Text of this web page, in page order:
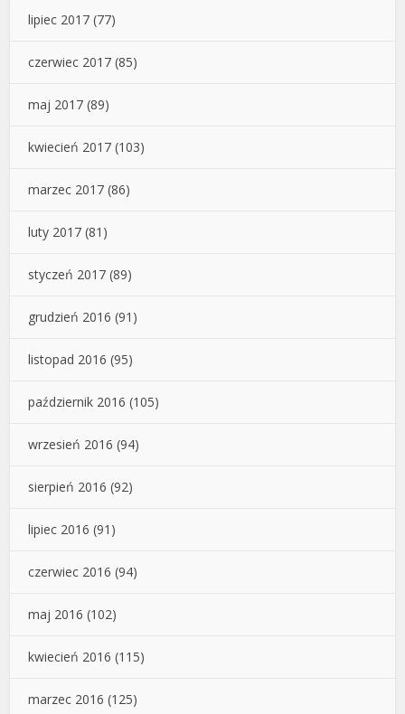
lipiec 2017 (77)
czerwiec 2017 (85)
maj 2017 (89)
kwiecień 2017 (103)
marzec 2017 (86)
luty 2017 (81)
styczeń 2017 (89)
grudzień 2016 (91)
listopad 2016 (95)
październik 2016 (105)
wrzesień 2016 (94)
sierpień 2016 (92)
lipiec 2016 (91)
czerwiec 2016 (94)
maj 2016 (102)
kwiecień 2016 (115)
marzec 2016 (125)